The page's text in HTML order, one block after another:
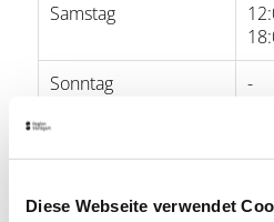
Diese Webseite verwendet
Samstag
Sonntag
-